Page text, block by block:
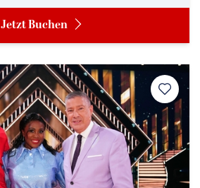
Jetzt Buchen